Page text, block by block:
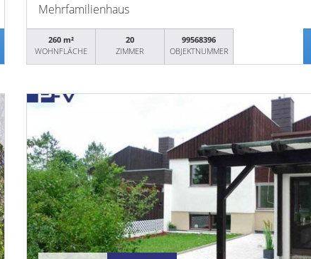
Mehrfamilienhaus
260 m²
WOHNFLÄCHE
20
ZIMMER
99568396
OBJEKTNUMMER